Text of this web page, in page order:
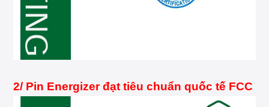
2/ Pin Energizer đạt tiêu chuẩn quốc tế FCC